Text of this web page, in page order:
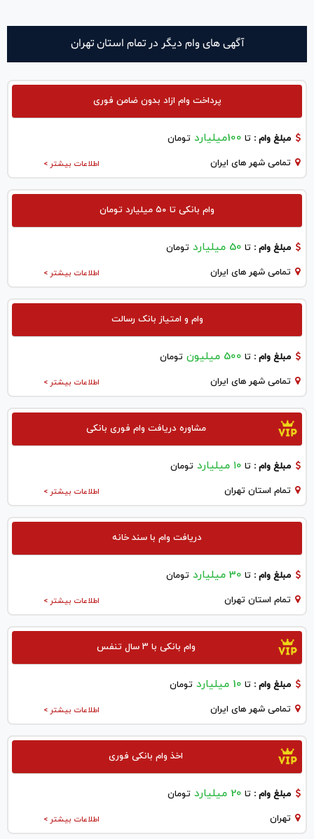
آگهی های وام دیگر در تمام استان تهران
پرداخت وام ازاد بدون ضامن فوری
مبلغ وام : تا 100میلیارد تومان
اطلاعات بیشتر > تمامی شهر های ایران
وام بانکی تا ۵۰ میلیارد تومان
مبلغ وام : تا 50 میلیارد تومان
اطلاعات بیشتر > تمامی شهر های ایران
وام و امتیاز بانک رسالت
مبلغ وام : تا 500 میلیون تومان
اطلاعات بیشتر > تمامی شهر های ایران
مشاوره دریافت وام فوری بانکی
مبلغ وام : تا ۱۰ میلیارد تومان
اطلاعات بیشتر > تمام استان تهران
دریافت وام با سند خانه
مبلغ وام : تا 30 میلیارد تومان
اطلاعات بیشتر > تمام استان تهران
وام بانکی با ۳ سال تنفس
مبلغ وام : تا 10 میلیارد تومان
اطلاعات بیشتر > تمامی شهر های ایران
اخذ وام بانکی فوری
مبلغ وام : تا 20 میلیارد تومان
اطلاعات بیشتر > تهران